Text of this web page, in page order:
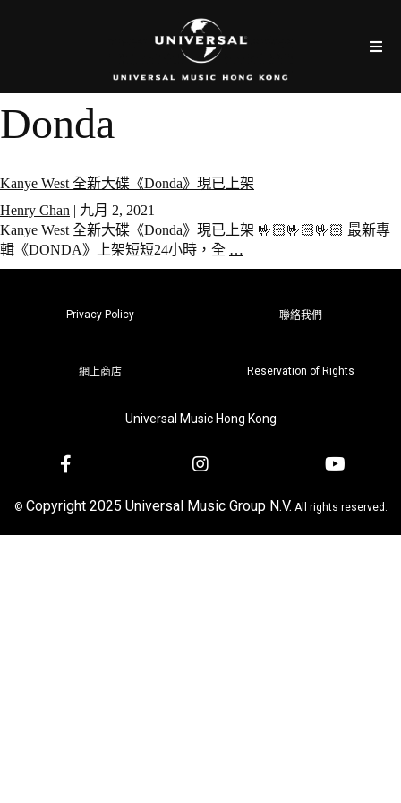
Donda
Kanye West 全新大碟《Donda》現已上架
Henry Chan | 九月 2, 2021
Kanye West 全新大碟《Donda》現已上架 🤟🏻🤟🏻🤟🏻 最新專
輯《DONDA》上架短短24小時，全 …
Privacy Policy 聯絡我們
網上商店 Reservation of Rights
Universal Music Hong Kong
© Copyright 2025 Universal Music Group N.V. All rights reserved.